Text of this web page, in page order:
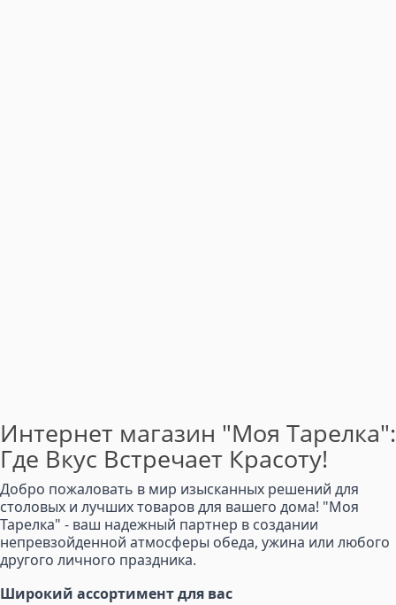
Интернет магазин "Моя Тарелка":
Где Вкус Встречает Красоту!
Добро пожаловать в мир изысканных решений для
столовых и лучших товаров для вашего дома! "Моя
Тарелка" - ваш надежный партнер в создании
непревзойденной атмосферы обеда, ужина или любого
другого личного праздника.
Широкий ассортимент для вас